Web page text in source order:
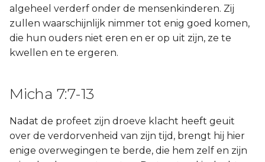
algeheel verderf onder de mensenkinderen. Zij
zullen waarschijnlijk nimmer tot enig goed komen,
die hun ouders niet eren en er op uit zijn, ze te
kwellen en te ergeren.
Micha 7:7-13
Nadat de profeet zijn droeve klacht heeft geuit
over de verdorvenheid van zijn tijd, brengt hij hier
enige overwegingen te berde, die hem zelf en zijn